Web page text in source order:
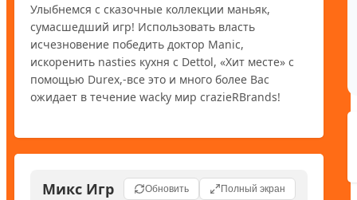
Улыбнемся с сказочные коллекции маньяк,
сумасшедший игр! Использовать власть
исчезновение победить доктор Manic,
искоренить nasties кухня с Dettol, «Хит месте» с
помощью Durex,-все это и много более Вас
ожидает в течение wacky мир crazieRBrands!
Микс Игр Обновить Полный экран